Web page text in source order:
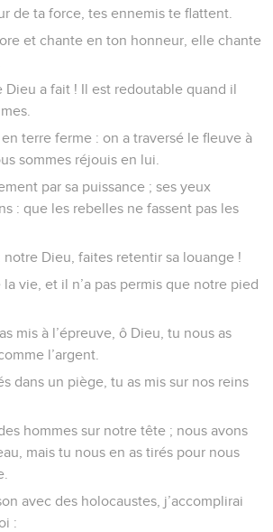
de ta force, tes ennemis te flattent.
et chante en ton honneur, elle chante
Dieu a fait ! Il est redoutable quand il
terre ferme : on a traversé le fleuve à
sommes réjouis en lui.
par sa puissance ; ses yeux
: que les rebelles ne fassent pas les
notre Dieu, faites retentir sa louange !
vie, et il n’a pas permis que notre pied
mis à l’épreuve, ô Dieu, tu nous as
l’argent.
dans un piège, tu as mis sur nos reins
hommes sur notre tête ; nous avons
mais tu nous en as tirés pour nous
avec des holocaustes, j’accomplirai
: